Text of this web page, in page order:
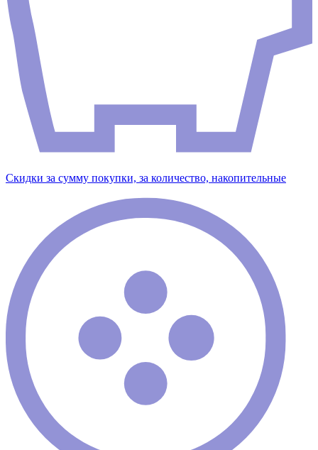
Скидки за сумму покупки, за количество, накопительные